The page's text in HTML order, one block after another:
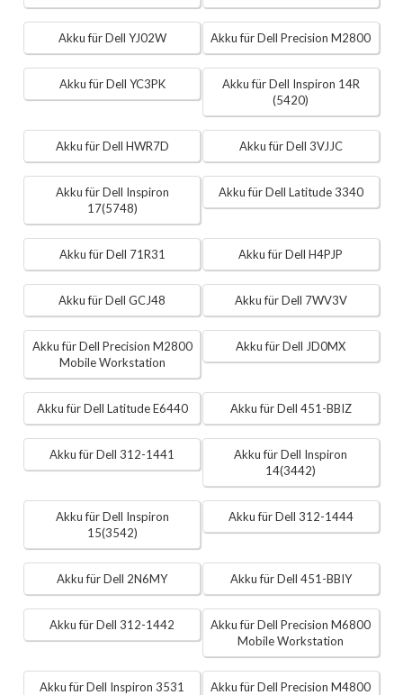
Akku für Dell YJ02W Akku für Dell Precision M2800
Akku für Dell YC3PK
Akku für Dell Inspiron 14R
(5420)
Akku für Dell HWR7D Akku für Dell 3VJJC
Akku für Dell Inspiron
17(5748)
Akku für Dell Latitude 3340
Akku für Dell 71R31 Akku für Dell H4PJP
Akku für Dell GCJ48 Akku für Dell 7WV3V
Akku für Dell Precision M2800
Mobile Workstation
Akku für Dell JD0MX
Akku für Dell Latitude E6440 Akku für Dell 451-BBIZ
Akku für Dell 312-1441
Akku für Dell Inspiron
14(3442)
Akku für Dell Inspiron
15(3542)
Akku für Dell 312-1444
Akku für Dell 2N6MY Akku für Dell 451-BBIY
Akku für Dell 312-1442
Akku für Dell Precision M6800
Mobile Workstation
Akku für Dell Inspiron 3531
Akku für Dell Precision M4800